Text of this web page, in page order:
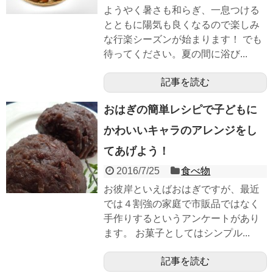
ようやく暑さも和らぎ、一息つける
とともに陽気も良くなるので楽しみ
な行楽シーズンが始まります！ でも
待ってください。夏の間に浴び...
記事を読む
おはぎの簡単レシピで子どもに
かわいいキャラのアレンジをし
てあげよう！
2016/7/25
食べ物
お彼岸といえばおはぎですが、最近
では４割強の家庭で市販品ではなく
手作りするというアンケートがあり
ます。 お菓子としてはシンプル...
記事を読む